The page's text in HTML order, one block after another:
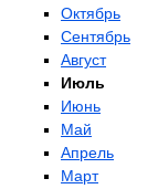
Октябрь
Сентябрь
Август
Июль
Июнь
Май
Апрель
Март